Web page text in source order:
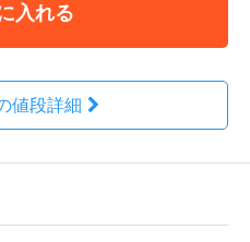
入れる
値段詳細